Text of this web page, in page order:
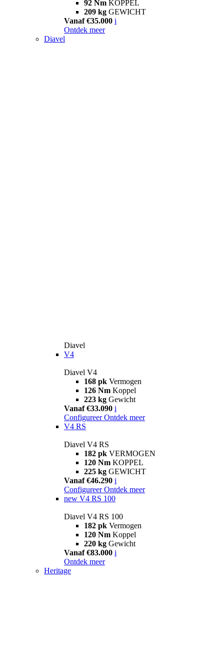
92 Nm KOPPEL
209 kg GEWICHT
Vanaf €35.000 i
Ontdek meer
Diavel
Diavel
V4
Diavel V4
168 pk Vermogen
126 Nm Koppel
223 kg Gewicht
Vanaf €33.090 i
Configureer Ontdek meer
V4 RS
Diavel V4 RS
182 pk VERMOGEN
120 Nm KOPPEL
225 kg GEWICHT
Vanaf €46.290 i
Configureer Ontdek meer
new V4 RS 100
Diavel V4 RS 100
182 pk Vermogen
120 Nm Koppel
220 kg Gewicht
Vanaf €83.000 i
Ontdek meer
Heritage